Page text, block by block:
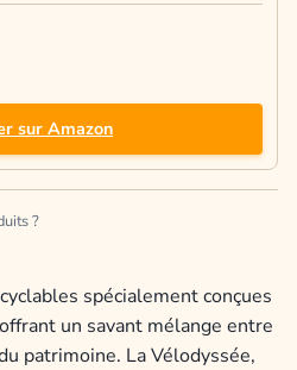
sur Amazon
?
spécialement conçues
un savant mélange entre
patrimoine. La Vélodyssée,